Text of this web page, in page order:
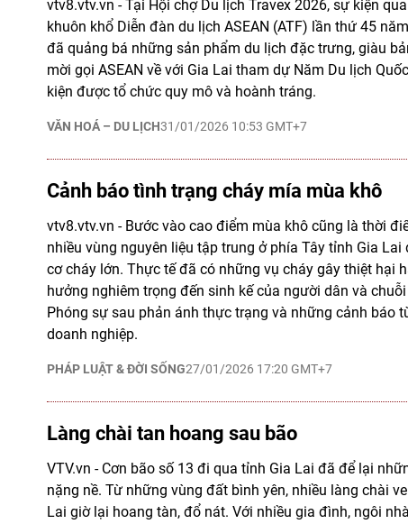
VĂN HOÁ – DU LỊCH31/01/2026 10:53 GMT+7
vtv8.vtv.vn - Tại Hội chợ Du lịch Travex 2026, sự kiện
khuôn khổ Diễn đàn du lịch ASEAN (ATF) lần thứ 45
đã quảng bá những sản phẩm du lịch đặc trưng, giàu
mời gọi ASEAN về với Gia Lai tham dự Năm Du lịch
kiện được tổ chức quy mô và hoành tráng.
Cảnh báo tình trạng cháy mía mùa khô
PHÁP LUẬT & ĐỜI SỐNG27/01/2026 17:20 GMT+7
vtv8.vtv.vn - Bước vào cao điểm mùa khô cũng là thời
nhiều vùng nguyên liệu tập trung ở phía Tây tỉnh Gia
cơ cháy lớn. Thực tế đã có những vụ cháy gây thiệt hại
hưởng nghiêm trọng đến sinh kế của người dân và
Phóng sự sau phản ánh thực trạng và những cảnh báo
doanh nghiệp.
Làng chài tan hoang sau bão
VTV.vn - Cơn bão số 13 đi qua tỉnh Gia Lai đã để lại
nặng nề. Từ những vùng đất bình yên, nhiều làng chài
Lai giờ lại hoang tàn, đổ nát. Với nhiều gia đình, ngôi